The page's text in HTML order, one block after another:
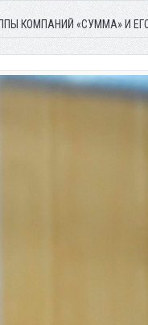
КОМПАНИЙ «СУММА» И